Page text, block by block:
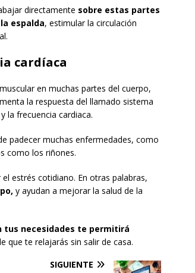
directamente sobre estas partes
espalda, estimular la circulación
cardíaca
en muchas partes del cuerpo,
la respuesta del llamado sistema
la frecuencia cardiaca.
padecer muchas enfermedades, como
como los riñones.
estrés cotidiano. En otras palabras,
y ayudan a mejorar la salud de la
tus necesidades te permitirá
que te relajarás sin salir de casa.
SIGUIENTE